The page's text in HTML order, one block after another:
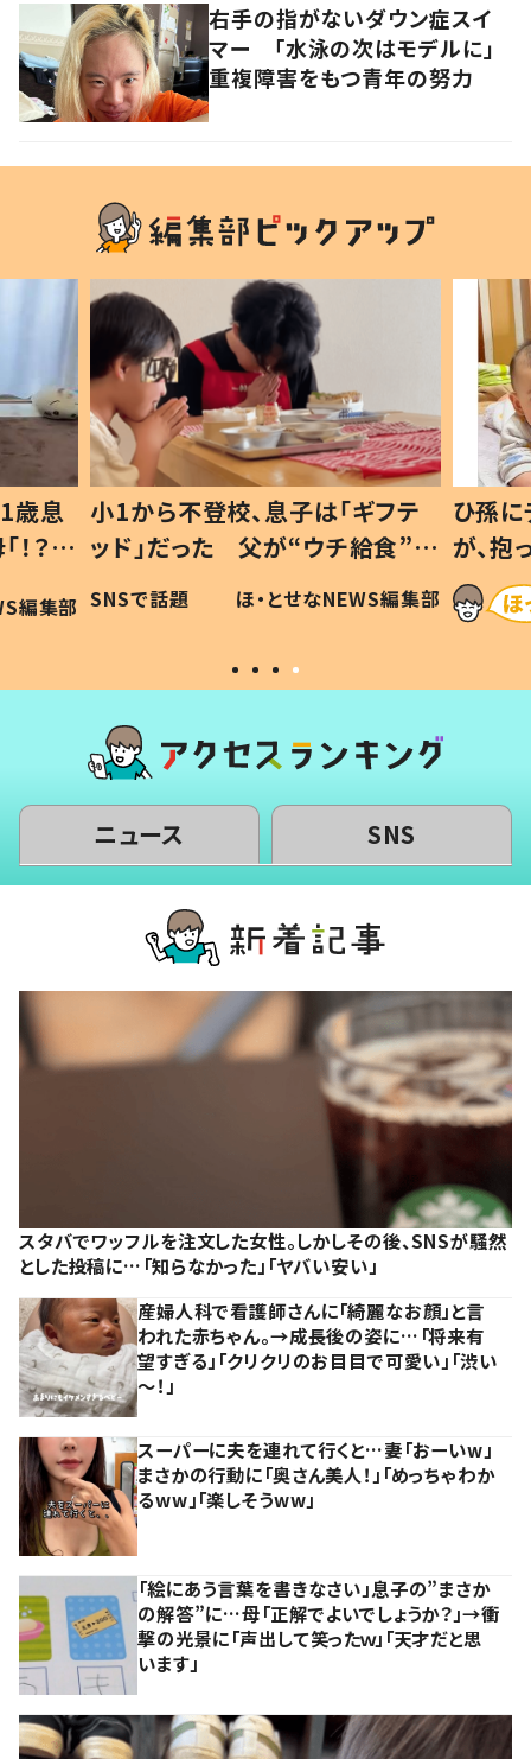
右手の指がないダウン症スイ
マー 「水泳の次はモデルに」
重複障害をもつ青年の努力
歳息
？」
編集部
小1から不登校、息子は「ギフテ
ッド」だった 父が“ウチ給食”を
作り続ける理由とは #令和の親
#令和の子
SNSで話題 ほ・とせなNEWS編集部
ひ孫
が、
「涙が
い」
ニュース SNS
スタバでワッフルを注文した女性。しかしその後、SNSが騒然
とした投稿に…「知らなかった」「ヤバい安い」
産婦人科で看護師さんに「綺麗なお顔」と言
われた赤ちゃん。→成長後の姿に…「将来有
望すぎる」「クリクリのお目目で可愛い」「渋い
～！」
スーパーに夫を連れて行くと…妻「おーいw」
まさかの行動に「奥さん美人！」「めっちゃわか
るww」「楽しそうww」
「絵にあう言葉を書きなさい」息子の”まさか
の解答”に…母「正解でよいでしょうか？」→衝
撃の光景に「声出して笑ったｗ」「天才だと思
います」